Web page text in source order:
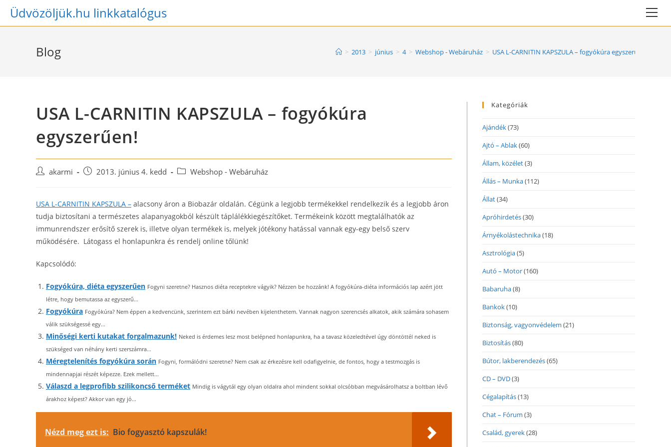
SkipÜdvözöljük.hu linkkatalógus
Blog > 2013 > június > 4 > Webshop - Webáruház > USA L-CARNITIN KAPSZULA – fogyókúra egyszerűen!
USA L-CARNITIN KAPSZULA – fogyókúra
egyszerűen!
Postakarmi
Post 2013. június 4. kedd
PostWebshop - Webáruház
USA L-CARNITIN KAPSZULA – alacsony áron a Biobazár oldalán. Cégünk a legjobb termékekkel rendelkezik és a legjobb áron
tudja biztosítani a természetes alapanyagokból készült táplálékkiegészítőket. Termékeink között megtalálhatók az
immunrendszer erősítő szerek is, illetve olyan termékek is, melyek jótékony hatással vannak egy-egy belső szerv
működésére. Látogass el honlapunkra és rendelj online tőlünk!
Kapcsolódó:
Fogyókúra, diéta egyszerűen Fogyni szeretne? Hasznos diéta receptekre vágyik? Nézzen be hozzánk! A fogyókúra-diéta információs lap azért jött
létre, hogy bemutassa az egyszerű...
Fogyókúra Fogyókúra? Nem éppen a kedvencünk, szerintem ezt bárki nevében kijelenthetem. Vannak nagyon szerencsés alkatok, akik számára sohasem
válik szükségessé egy...
Minőségi kerti kutakat forgalmazunk! Neked is érdemes lesz most belépned honlapunkra, ha a tavasz közeledtével úgy döntöttél neked is
szükséged van néhány kerti szerszámra...
Méregtelenítés fogyókúra során Fogyni, formálódni szeretne? Nem csak az érkezésre kell odafigyelnie, de fontos, hogy a testmozgás is
mindennapjai részét képezze. Ezek mellett...
Válaszd a legprofibb szilikoncső terméket Mindig is vágytál egy olyan oldalra ahol mindent sokkal olcsóbban megvásárolhatsz a boltban lévő
árakhoz képest? Akkor van egy jó...
Nézd meg ezt is: Bio fogyasztó kapszulák!
Kategóriák
Ajándék(73)
Ajtó – Ablak(60)
Állam, közélet(3)
Állás – Munka(112)
Állat(34)
Apróhirdetés(30)
Árnyékolástechnika(18)
Asztrológia(5)
Autó – Motor(160)
Babaruha(8)
Bankok(10)
Biztonság, vagyonvédelem (21)
Biztosítás(80)
Bútor, lakberendezés(65)
CD – DVD(3)
Cégalapítás(13)
Chat – Fórum (3)
Család, gyerek(28)